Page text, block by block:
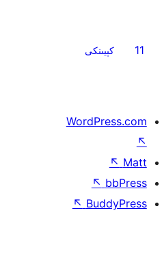
11 كېيىنكى
WordPress.com
↖
Matt
↖
bbPress
↖
BuddyPress
↖